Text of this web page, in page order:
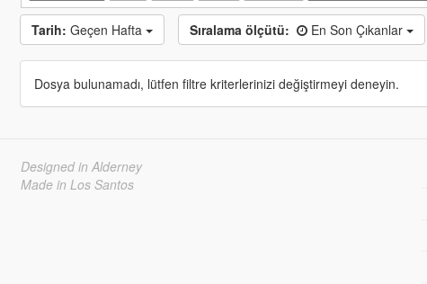
Tarih: Geçen Hafta Sıralama ölçütü: En Son Çıkanlar
Dosya bulunamadı, lütfen filtre kriterlerinizi değiştirmeyi deneyin.
Designed in Alderney
Made in Los Santos